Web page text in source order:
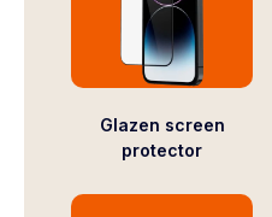
Glazen screen
protector